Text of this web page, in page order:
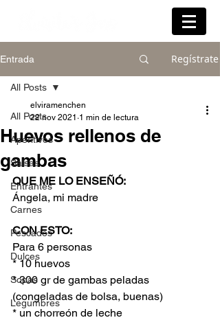
Entrada Regístrate
All Posts
Aperitivos
Salsas
Entrantes
Carnes
Pescados
Dulces
Sopas
Legumbres
All Posts
Huevos rellenos de
gambas
elviramenchen
22 nov 2021 1 min de lectura
QUE ME LO ENSEÑÓ:
Ángela, mi madre
CON ESTO:
Para 6 personas
* 10 huevos
* 300 gr de gambas peladas
(congeladas de bolsa, buenas)
* un chorreón de leche